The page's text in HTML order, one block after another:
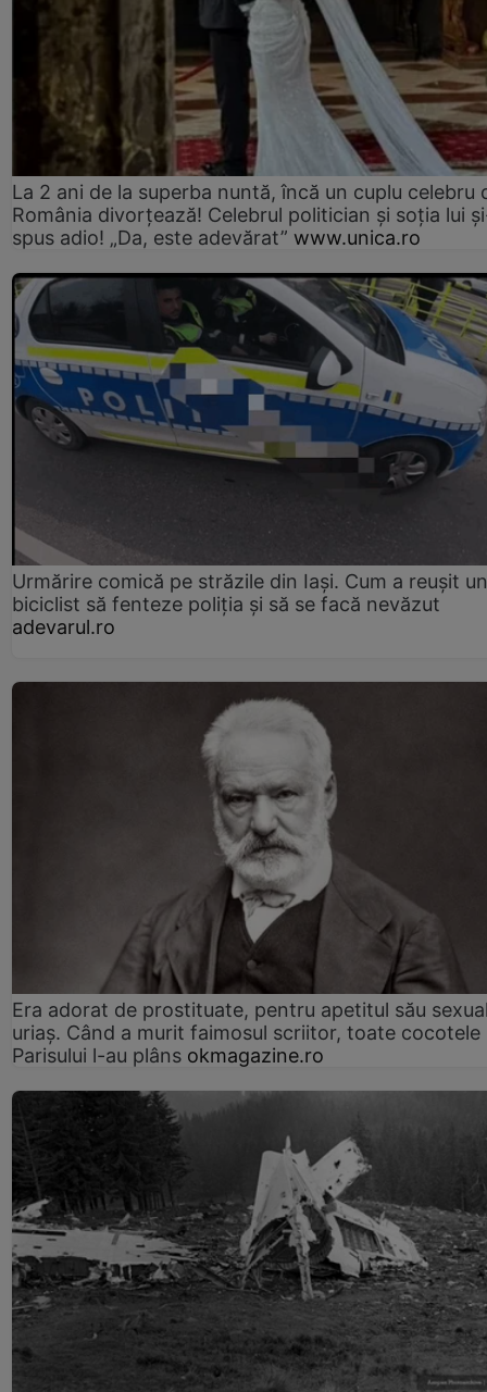
La 2 ani de la superba nuntă, încă un cuplu celebru
România divorțează! Celebrul politician și soția lui
spus adio! „Da, este adevărat” www.unica.ro
Urmărire comică pe străzile din Iași. Cum a reușit un
biciclist să fenteze poliția și să se facă nevăzut
adevarul.ro
Era adorat de prostituate, pentru apetitul său
uriaș. Când a murit faimosul scriitor, toate cocotele
Parisului l-au plâns okmagazine.ro